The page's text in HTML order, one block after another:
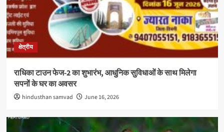
क्षेत्रीय
राधिका टाउन फेज-2 का शुभारंभ, आधुनिक सुविधाओं के साथ मिलेगा
सपनों के घर का अवसर
hindusthan samvad June 16, 2026